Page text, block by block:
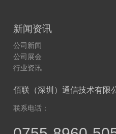
新闻资讯
公司新闻
公司展会
行业资讯
佰联（深圳）通信技术有限
联系电话：